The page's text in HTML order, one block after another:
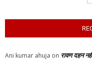
Ani kumar ahuja on रावण दहन